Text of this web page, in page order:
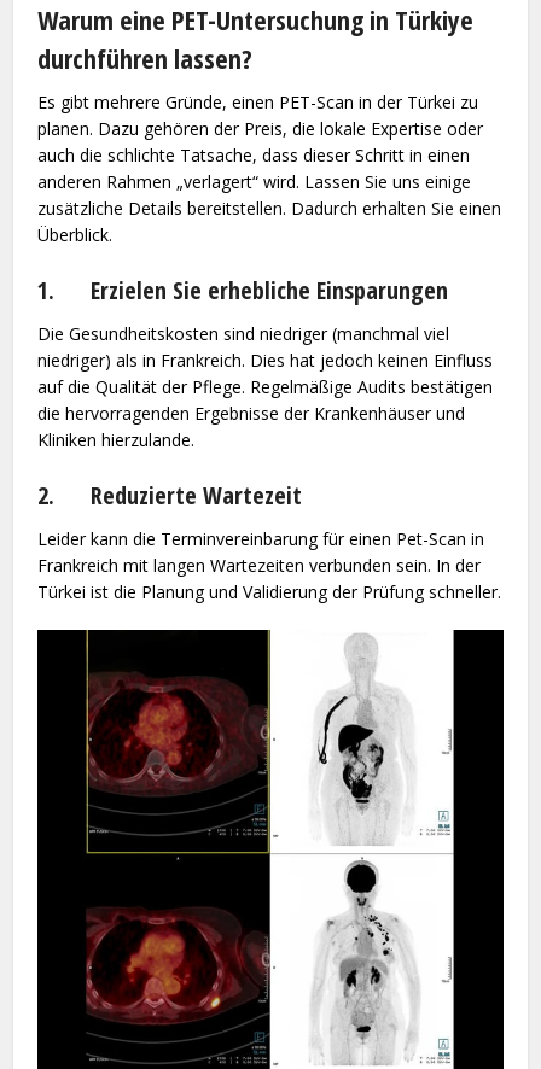
Warum eine PET-Untersuchung in Türkiye
durchführen lassen?
Es gibt mehrere Gründe, einen PET-Scan in der Türkei zu
planen. Dazu gehören der Preis, die lokale Expertise oder
auch die schlichte Tatsache, dass dieser Schritt in einen
anderen Rahmen „verlagert“ wird. Lassen Sie uns einige
zusätzliche Details bereitstellen. Dadurch erhalten Sie einen
Überblick.
1. Erzielen Sie erhebliche Einsparungen
Die Gesundheitskosten sind niedriger (manchmal viel
niedriger) als in Frankreich. Dies hat jedoch keinen Einfluss
auf die Qualität der Pflege. Regelmäßige Audits bestätigen
die hervorragenden Ergebnisse der Krankenhäuser und
Kliniken hierzulande.
2. Reduzierte Wartezeit
Leider kann die Terminvereinbarung für einen Pet-Scan in
Frankreich mit langen Wartezeiten verbunden sein. In der
Türkei ist die Planung und Validierung der Prüfung schneller.